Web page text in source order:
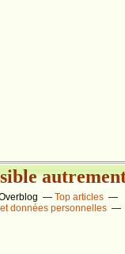
Top articles
données personnelles